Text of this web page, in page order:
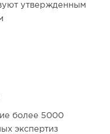
утвержденным
более 5000
экспертиз